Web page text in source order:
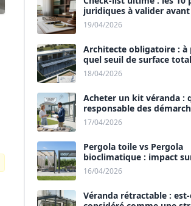
juridiques à valider avant
le devis.
19/04/2026
Architecte obligatoire : à
quel seuil de surface
(Maison + Véranda) ?
18/04/2026
Acheter un kit véranda :
responsable des
vendeur ou vous ?
17/04/2026
Pergola toile vs Pergola
bioclimatique : impact
d’aménagement.
16/04/2026
Véranda rétractable : est-